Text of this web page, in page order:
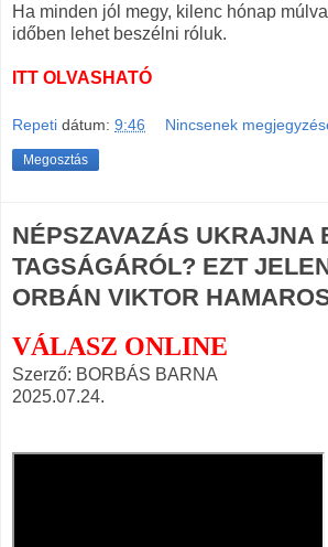
Ha minden jól megy, kilenc hónap
időben lehet beszélni róluk.
ITT OLVASHATÓ
Repeti dátum: 9:46 Nincsenek
Megosztás
NÉPSZAVAZÁS UKRAJNA
TAGSÁGÁRÓL? EZT
ORBÁN VIKTOR
VÁLASZ ONLINE
Szerző: BORBÁS BARNA
2025.07.24.